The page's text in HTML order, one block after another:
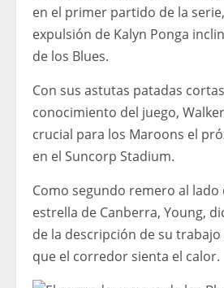
en el primer partido de la
expulsión de Kalyn Ponga
de los Blues.
Con sus astutas patadas
conocimiento del juego,
crucial para los Maroons el
en el Suncorp Stadium.
Como segundo remero al lado
estrella de Canberra, Young,
de la descripción de su
que el corredor sienta el calor.